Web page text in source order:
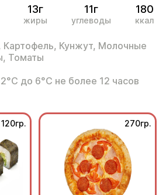
13г
жиры
11г
углеводы
180
ккал
Картофель, Кунжут, Молочные
Томаты
до 6°С не более 12 часов
120гр. 270гр.